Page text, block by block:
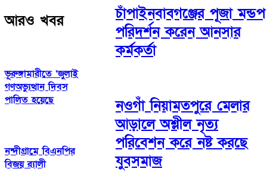
আরও খবর
ভূরুঙ্গামারীতে ‘জুলাই
গণঅভ্যুত্থান দিবস
পালিত হয়েছে
নন্দীগ্রামে বিএনপির
বিজয় র‌্যালী
চাঁপাইনবাবগঞ্জের পূজা মন্ডপ
পরিদর্শন করেন আনসার
কর্মকর্তা
নওগাঁ নিয়ামতপুরে মেলার
আড়ালে অশ্লীল নৃত্য
পরিবেশন করে নষ্ট করছে
যুবসমাজ